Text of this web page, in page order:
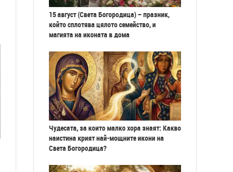
15 август (Света Богородица) – празник,
който сплотява цялото семейство, и
магията на иконата в дома
Чудесата, за които малко хора знаят: Какво
наистина крият най-мощните икони на
Света Богородица?